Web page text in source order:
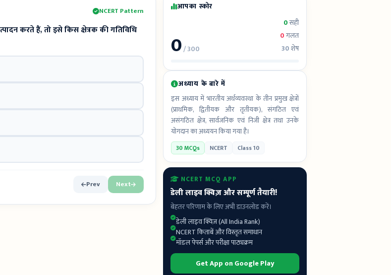
NCERT Pattern
करते हैं, तो इसे किस क्षेत्रक की गतिविधि
Prev Next
आपका स्कोर
0/ 300
0सही
0गलत
30शेष
अध्याय के बारे में
इस अध्याय में भारतीय अर्थव्यवस्था के तीन प्रमुख क्षेत्रों
(प्राथमिक, द्वितीयक और तृतीयक), संगठित एवं
असंगठित क्षेत्र, सार्वजनिक एवं निजी क्षेत्र तथा उनके
योगदान का अध्ययन किया गया है।
30 MCQs NCERT Class 10
NCERT MCQ APP
डेली लाइव क्विज़ और सम्पूर्ण तैयारी!
बेहतर परिणाम के लिए अभी डाउनलोड करें।
डेली लाइव क्विज़ (All India Rank)
NCERT किताबें और विस्तृत समाधान
मॉडल पेपर्स और परीक्षा पाठ्यक्रम
Get App on Google Play